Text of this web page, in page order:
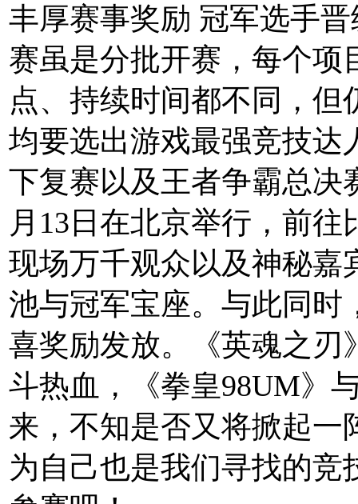
丰厚赛事奖励 冠军选手
赛虽是分批开赛，每个项
点、持续时间都不同，
均要选出游戏最强竞技达
下复赛以及王者争霸总决
月13日在北京举行，前
现场万千观众以及神秘嘉
池与冠军宝座。与此同时
喜奖励发放。《英魂之刃
斗热血，《拳皇98UM》
来，不知是否又将掀起一
为自己也是我们寻找的竞